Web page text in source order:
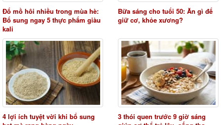
Đổ mồ hôi nhiều trong mùa hè:
Bổ sung ngay 5 thực phẩm giàu
kali
Bữa sáng cho tuổi 50: Ăn gì để
giữ cơ, khỏe xương?
4 lợi ích tuyệt vời khi bổ sung
3 thói quen trước 9 giờ sáng